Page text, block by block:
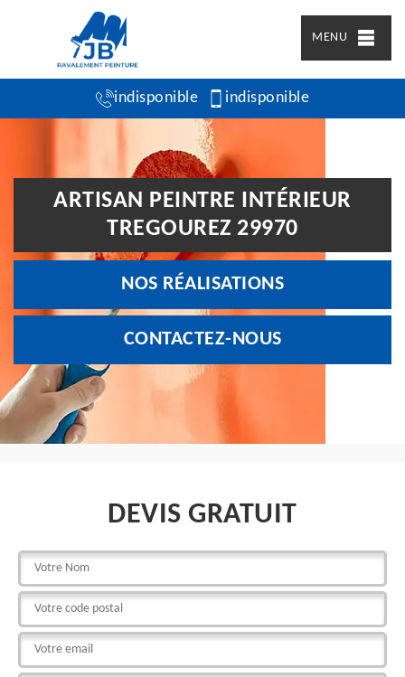
MENU
indisponible indisponible
ARTISAN PEINTRE INTÉRIEUR
TREGOUREZ 29970
NOS RÉALISATIONS
CONTACTEZ-NOUS
DEVIS GRATUIT